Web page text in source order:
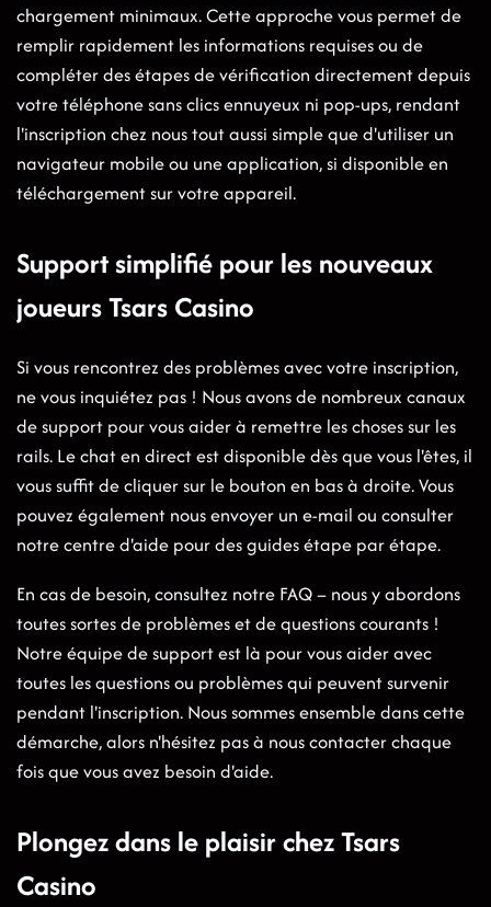
chargement minimaux. Cette approche vous permet de
remplir rapidement les informations requises ou de
compléter des étapes de vérification directement depuis
votre téléphone sans clics ennuyeux ni pop-ups, rendant
l'inscription chez nous tout aussi simple que d'utiliser un
navigateur mobile ou une application, si disponible en
téléchargement sur votre appareil.
Support simplifié pour les nouveaux
joueurs Tsars Casino
Si vous rencontrez des problèmes avec votre inscription,
ne vous inquiétez pas ! Nous avons de nombreux canaux
de support pour vous aider à remettre les choses sur les
rails. Le chat en direct est disponible dès que vous l'êtes, il
vous suffit de cliquer sur le bouton en bas à droite. Vous
pouvez également nous envoyer un e-mail ou consulter
notre centre d'aide pour des guides étape par étape.
En cas de besoin, consultez notre FAQ – nous y abordons
toutes sortes de problèmes et de questions courants !
Notre équipe de support est là pour vous aider avec
toutes les questions ou problèmes qui peuvent survenir
pendant l'inscription. Nous sommes ensemble dans cette
démarche, alors n'hésitez pas à nous contacter chaque
fois que vous avez besoin d'aide.
Plongez dans le plaisir chez Tsars
Casino